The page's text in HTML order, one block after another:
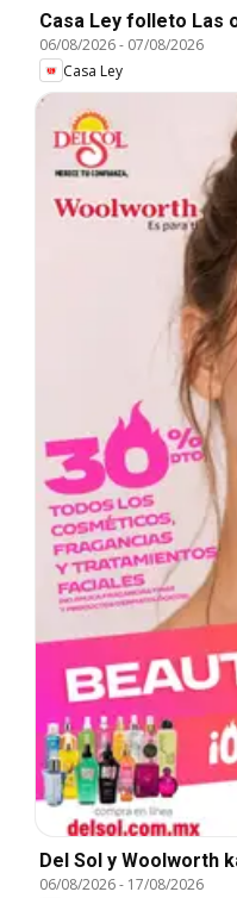
Casa Ley folleto Las
06/08/2026- 07/08/2026
Casa Ley
Del Sol y Woolworth
06/08/2026- 17/08/2026